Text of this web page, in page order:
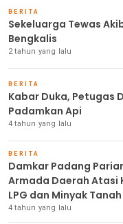
BERITA
Sekeluarga Tewas
Bengkalis
2 tahun yang lalu
BERITA
Kabar Duka, Petugas
Padamkan Api
4 tahun yang lalu
BERITA
Damkar Padang
Armada Daerah Atasi
LPG dan Minyak Tanah
4 tahun yang lalu